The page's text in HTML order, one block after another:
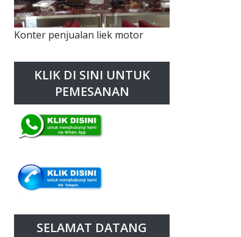
Konter penjualan liek motor
KLIK DI SINI UNTUK
PEMESANAN
SELAMAT DATANG